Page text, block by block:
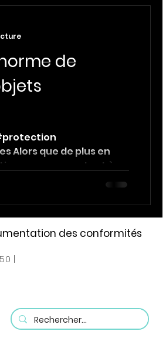
de
Alors que de plus en
se connectent à
des conformités
|